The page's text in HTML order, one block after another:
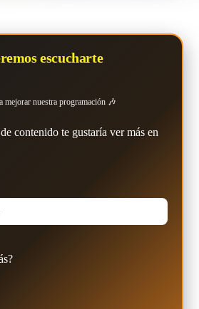
escucharte
mejorar nuestra programación 🎶
contenido te gustaría ver más en